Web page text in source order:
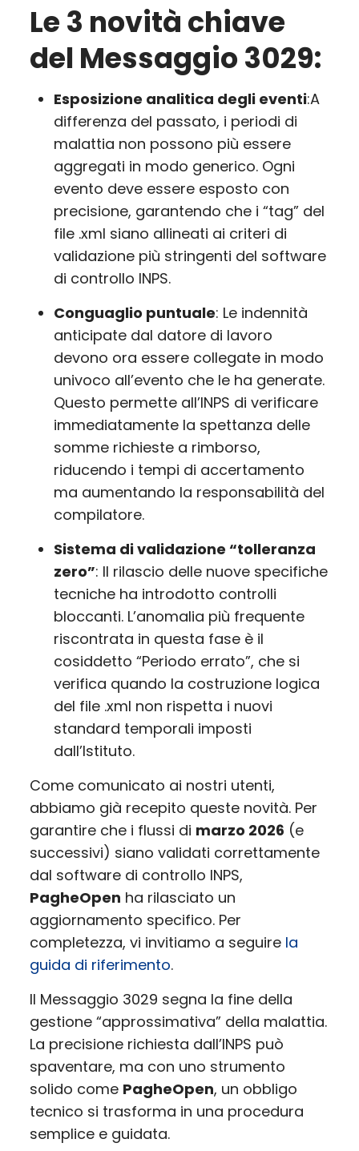
Le 3 novità chiave
del Messaggio 3029:
Esposizione analitica degli eventi:A
differenza del passato, i periodi di
malattia non possono più essere
aggregati in modo generico. Ogni
evento deve essere esposto con
precisione, garantendo che i “tag” del
file .xml siano allineati ai criteri di
validazione più stringenti del software
di controllo INPS.
Conguaglio puntuale: Le indennità
anticipate dal datore di lavoro
devono ora essere collegate in modo
univoco all’evento che le ha generate.
Questo permette all’INPS di verificare
immediatamente la spettanza delle
somme richieste a rimborso,
riducendo i tempi di accertamento
ma aumentando la responsabilità del
compilatore.
Sistema di validazione “tolleranza
zero”: Il rilascio delle nuove specifiche
tecniche ha introdotto controlli
bloccanti. L’anomalia più frequente
riscontrata in questa fase è il
cosiddetto “Periodo errato”, che si
verifica quando la costruzione logica
del file .xml non rispetta i nuovi
standard temporali imposti
dall’Istituto.
Come comunicato ai nostri utenti,
abbiamo già recepito queste novità. Per
garantire che i flussi di marzo 2026 (e
successivi) siano validati correttamente
dal software di controllo INPS,
PagheOpen ha rilasciato un
aggiornamento specifico. Per
completezza, vi invitiamo a seguire la
guida di riferimento.
Il Messaggio 3029 segna la fine della
gestione “approssimativa” della malattia.
La precisione richiesta dall’INPS può
spaventare, ma con uno strumento
solido come PagheOpen, un obbligo
tecnico si trasforma in una procedura
semplice e guidata.